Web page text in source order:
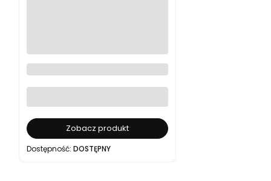
BEAFOTO 100–1000 zł
Zobacz produkt
Dostępność: DOSTĘPNY